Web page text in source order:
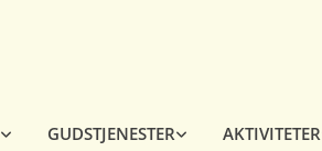
GUDSTJENESTER AKTIVITETER